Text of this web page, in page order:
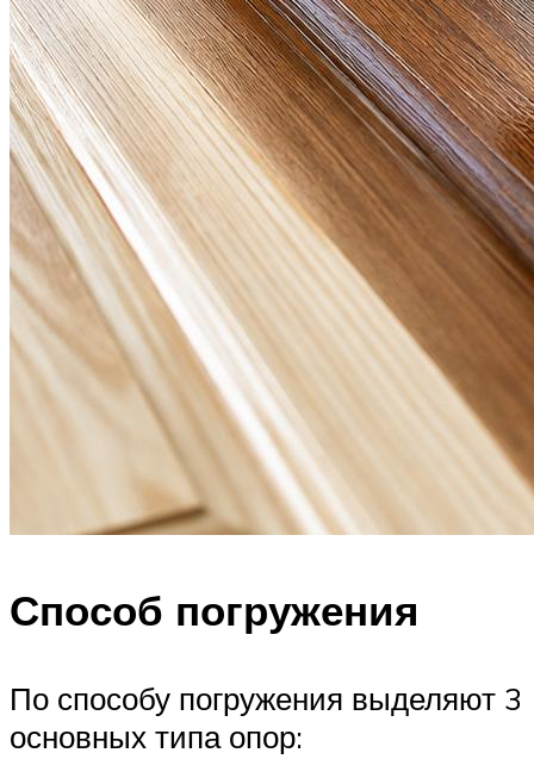
Способ погружения
По способу погружения выделяют 3
основных типа опор: